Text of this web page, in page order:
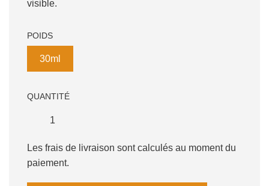
visible.
POIDS
30ml
QUANTITÉ
Les frais de livraison sont calculés au moment du
paiement.